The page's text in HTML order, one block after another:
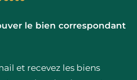
le bien correspondant
et recevez les biens